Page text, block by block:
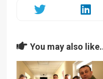
You may also